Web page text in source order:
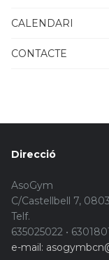
CALENDARI
CONTACTE
Direcció
AsoGym
C/Castellbell 7,
Telf.
635025022 •
e-mail: